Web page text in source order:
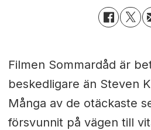
Filmen Sommardåd är
beskedligare än Steven
Många av de otäckaste
försvunnit på vägen till